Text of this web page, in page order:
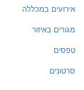
אירועים במכללה
מגורים באיזור
טפסים
סרטונים